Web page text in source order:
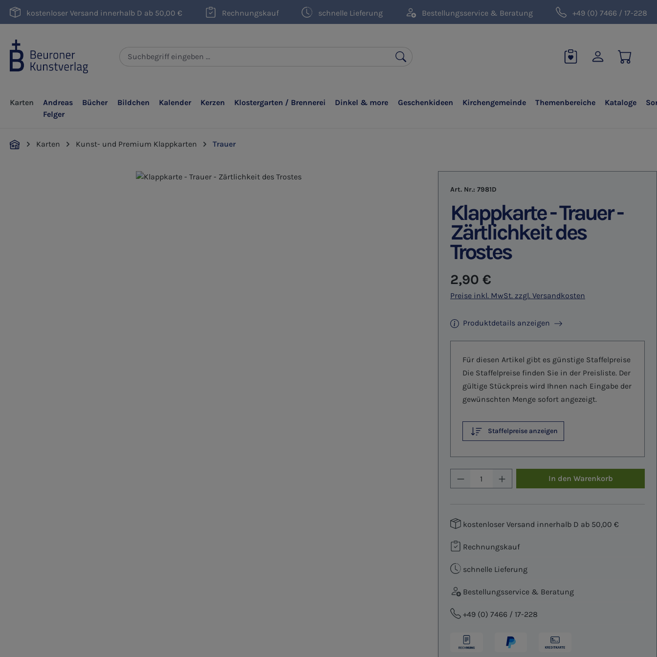
Hauptinhalt springen
Zur Suche springen
Zur Hauptnavigation springen
kostenloser Versand innerhalb D ab 50,00 € Rechnungskauf schnelle Lieferung Bestellungsservice & Beratung +49 (0) 7466 / 17-228
Karten
Andreas
Felger
Bücher Bildchen Kalender Kerzen Klostergarten / Brennerei Dinkel & more Geschenkideen Kirchengemeinde Themenbereiche Kataloge
Karten Kunst- und Premium Klappkarten Trauer
Art. Nr.: 7981D
Klappkarte - Trauer -
Zärtlichkeit des
Trostes
Regulärer Preis:
2,90 €
Preise inkl. MwSt. zzgl. Versandkosten
Produktdetails anzeigen
Für diesen Artikel gibt es günstige Staffelpreise
Die Staffelpreise finden Sie in der Preisliste. Der
gültige Stückpreis wird Ihnen nach Eingabe der
gewünschten Menge sofort angezeigt.
Staffelpreise anzeigen
Produkt Anzahl: Gib den
In den Warenkorb
kostenloser Versand innerhalb D ab 50,00 €
Rechnungskauf
schnelle Lieferung
Bestellungsservice & Beratung
+49 (0) 7466 / 17-228